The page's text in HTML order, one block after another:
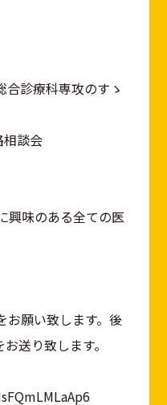
診療科専攻のすゝ
談会
興味のある全ての医
お願い致します。後
送り致します。